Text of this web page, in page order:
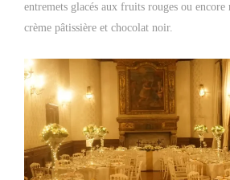
entremets glacés aux fruits rouges ou encore
crème pâtissière et chocolat noir.